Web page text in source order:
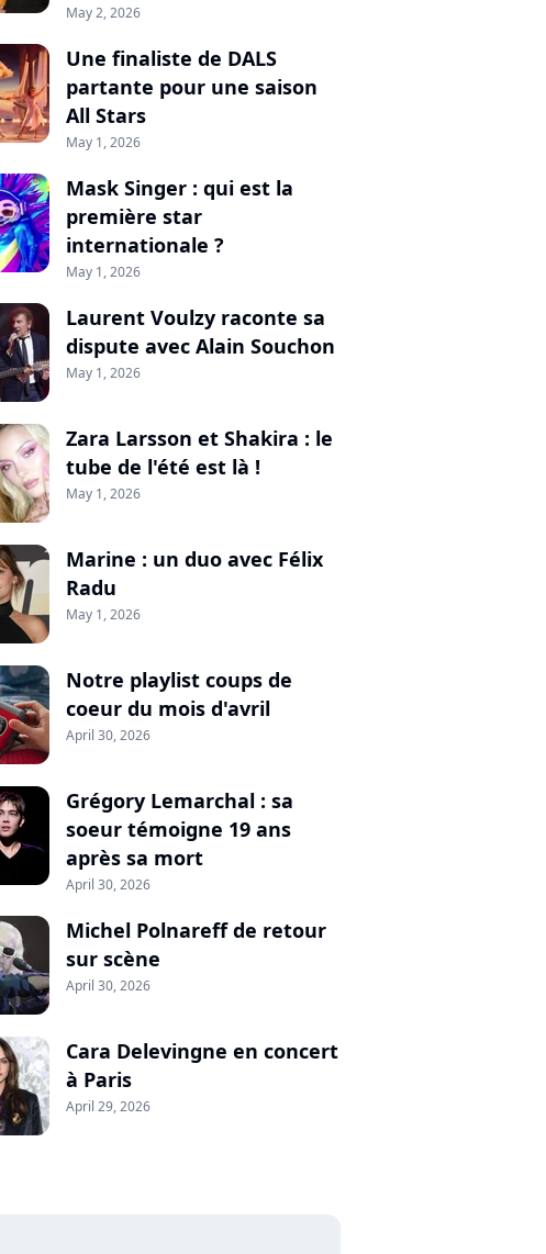
May 2, 2026
Une finaliste de DALS
partante pour une saison
All Stars
May 1, 2026
Mask Singer : qui est la
première star
internationale ?
May 1, 2026
Laurent Voulzy raconte sa
dispute avec Alain Souchon
May 1, 2026
Zara Larsson et Shakira : le
tube de l'été est là !
May 1, 2026
Marine : un duo avec Félix
Radu
May 1, 2026
Notre playlist coups de
coeur du mois d'avril
April 30, 2026
Grégory Lemarchal : sa
soeur témoigne 19 ans
après sa mort
April 30, 2026
Michel Polnareff de retour
sur scène
April 30, 2026
Cara Delevingne en concert
à Paris
April 29, 2026